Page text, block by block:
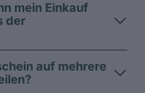
mein Einkauf
der
auf mehrere